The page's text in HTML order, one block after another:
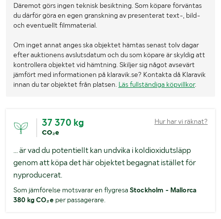
Däremot görs ingen teknisk besiktning. Som köpare förväntas
du därför göra en egen granskning av presenterat text-, bild-
och eventuellt filmmaterial.
Om inget annat anges ska objektet hämtas senast tolv dagar
efter auktionens avslutsdatum och du som köpare är skyldig att
kontrollera objektet vid hämtning. Skiljer sig något avsevärt
jämfört med informationen på klaravik.se? Kontakta då Klaravik
innan du tar objektet från platsen. Läs fullständiga köpvillkor.
37 370 kg
CO₂e
Hur har vi räknat?
... är vad du potentiellt kan undvika i koldioxidutsläpp
genom att köpa det här objektet begagnat istället för
nyproducerat.
Som jämförelse motsvarar en flygresa Stockholm - Mallorca
380 kg CO₂eper passagerare.